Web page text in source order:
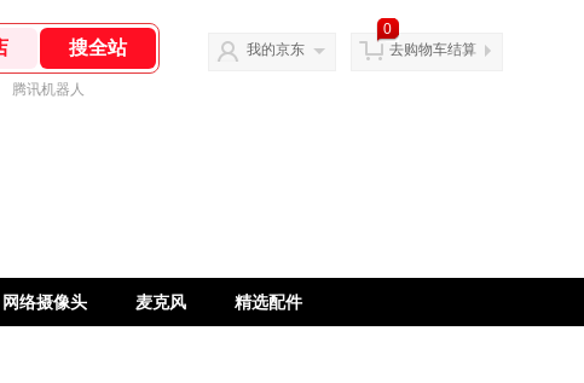
腾讯机器人
我的京东
0
去购物车结算
网络摄像头 麦克风 精选配件